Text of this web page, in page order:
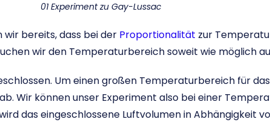
01 Experiment zu Gay-Lussac
wir bereits, dass bei der Proportionalität zur
wir den Temperaturbereich soweit wie möglich
Um einen großen Temperaturbereich für
Wir können unser Experiment also bei einer
das eingeschlossene Luftvolumen in Abhängigkeit